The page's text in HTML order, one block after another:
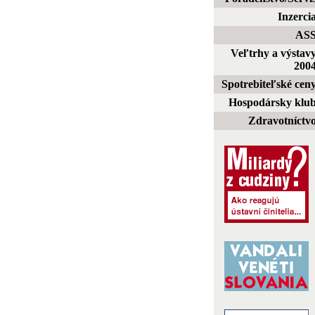
Inzercia
Veľtrhy a
Spotrebiteľské
Hospodársky